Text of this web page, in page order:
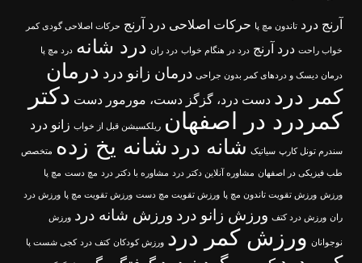
آرنج درد تاندون مچ پا حرکات اصلاحی درد آرنج حرکات اصلاحی گودی کمر
خواب راحت درد آرنج درد در هنگام خواب درد ران درد شانه درد مچ پا
درمان دیسک و دردهای کمر بدون جراحی درمان زانو درد درمان
کمر درد دست درد، گزگز دست، مورمور دست دکتر
کمردرد در اصفهان ریلکسیشن قبل از خواب زانو درد
سندرم تونل کارپ سیاتیک شانه درد شانه یخ زده متخصص
طب فیزیکی در اصفهان مشاوره آنلاین دکتر درد مشاوره با دکتر درد مچ دست مچ پا
ورزش ورزش تقویت تاندون مچ پا ورزش تقویت مچ دست ورزش تقویت مچ پا ورزش درد
ران ورزش درد کتف ورزش زانو درد ورزش شانه درد ورزش
نوجوانان ورزش کمر درد ورزش کودکان کتف درد کجی شست پا